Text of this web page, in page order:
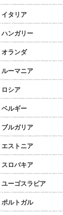
イタリア
ハンガリー
オランダ
ルーマニア
ロシア
ベルギー
ブルガリア
エストニア
スロバキア
ユーゴスラビア
ポルトガル